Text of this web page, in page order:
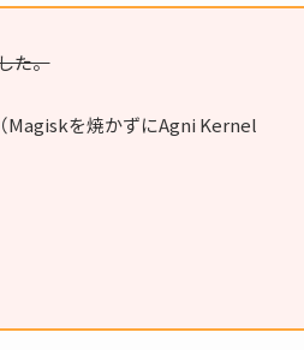
た。
（Magiskを焼かずにAgni Kernel